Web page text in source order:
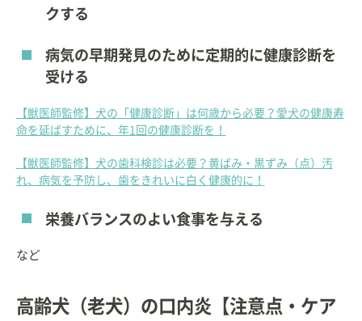
クする
病気の早期発見のために定期的に健康診断を
受ける
【獣医師監修】犬の「健康診断」は何歳から必要？愛犬の健康寿
命を延ばすために、年1回の健康診断を！
【獣医師監修】犬の歯科検診は必要？黄ばみ・黒ずみ（点）汚
れ、病気を予防し、歯をきれいに白く健康的に！
栄養バランスのよい食事を与える
など
高齢犬（老犬）の口内炎【注意点・ケア